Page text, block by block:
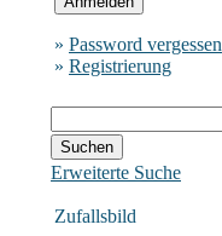
» Password vergessen
» Registrierung
Erweiterte Suche
Zufallsbild